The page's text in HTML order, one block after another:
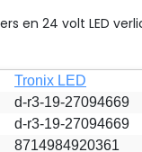
en 24 volt LED
Tronix LED
d-r3-19-27094669
d-r3-19-27094669
8714984920361
op 24 volt.
Excl. btw
Vergelijk Bekijken